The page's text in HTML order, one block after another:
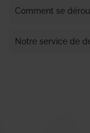
Comment se
Notre service de